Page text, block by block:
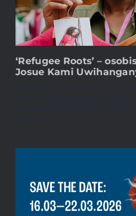
‘Refugee Roots’ –
Josue Kami